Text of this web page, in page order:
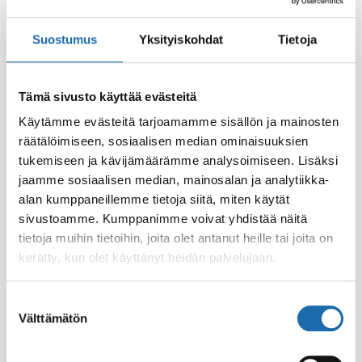
Suostumus Yksityiskohdat Tietoja
Tämä sivusto käyttää evästeitä
Käytämme evästeitä tarjoamamme sisällön ja mainosten
räätälöimiseen, sosiaalisen median ominaisuuksien
tukemiseen ja kävijämäärämme analysoimiseen. Lisäksi
jaamme sosiaalisen median, mainosalan ja analytiikka-
alan kumppaneillemme tietoja siitä, miten käytät
sivustoamme. Kumppanimme voivat yhdistää näitä
tietoja muihin tietoihin, joita olet antanut heille tai joita on
kerätty, kun olet käyttänyt heidän palvelujaan.
valinta
Välttämätön
Eläintiladesi 500 ml
8.00€
Lisää ostoskoriin
Softcare Palju,
poreamme ja uima-
allasdesi 1000 ml
24.00€
Lisää ostoskoriin